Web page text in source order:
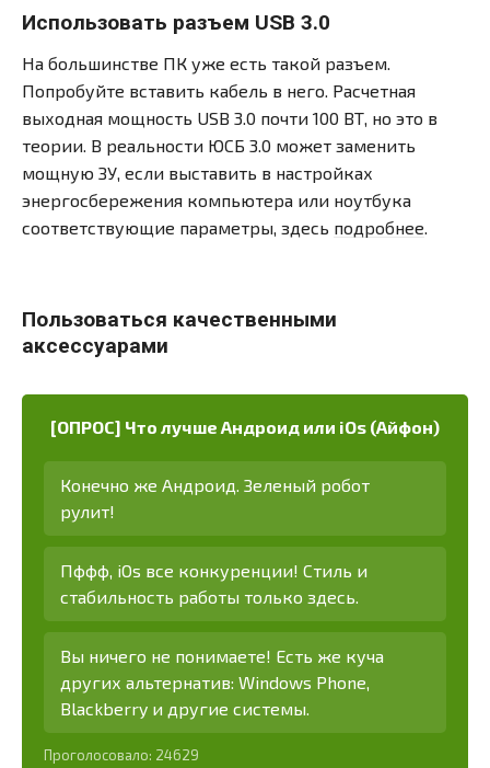
Использовать разъем USB 3.0
На большинстве ПК уже есть такой разъем.
Попробуйте вставить кабель в него. Расчетная
выходная мощность USB 3.0 почти 100 ВТ, но это в
теории. В реальности ЮСБ 3.0 может заменить
мощную ЗУ, если выставить в настройках
энергосбережения компьютера или ноутбука
соответствующие параметры, здесь подробнее.
Пользоваться качественными
аксессуарами
[ОПРОС] Что лучше Андроид или iOs (Айфон)
Конечно же Андроид. Зеленый робот
рулит!
Пффф, iOs все конкуренции! Стиль и
стабильность работы только здесь.
Вы ничего не понимаете! Есть же куча
других альтернатив: Windows Phone,
Blackberry и другие системы.
Проголосовало: 24629